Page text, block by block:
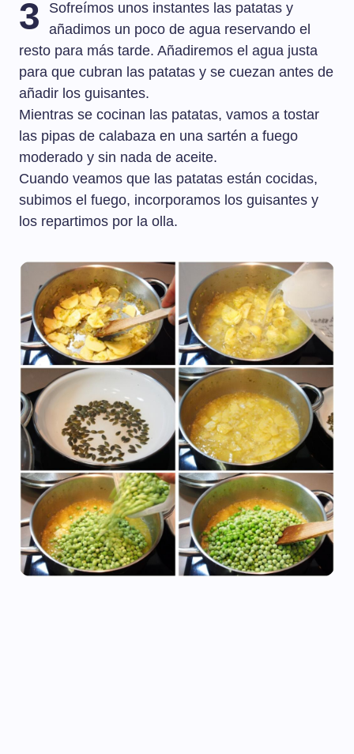
3
Sofreímos unos instantes las patatas y
añadimos un poco de agua reservando el
resto para más tarde. Añadiremos el agua justa
para que cubran las patatas y se cuezan antes de
añadir los guisantes.
Mientras se cocinan las patatas, vamos a tostar
las pipas de calabaza en una sartén a fuego
moderado y sin nada de aceite.
Cuando veamos que las patatas están cocidas,
subimos el fuego, incorporamos los guisantes y
los repartimos por la olla.